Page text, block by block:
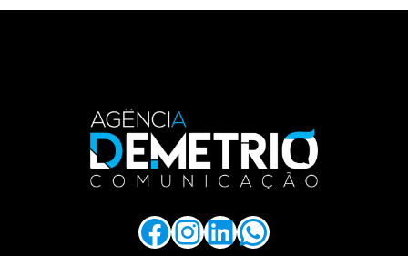
Facebook
Instagram
LinkedIn
WhatsApp